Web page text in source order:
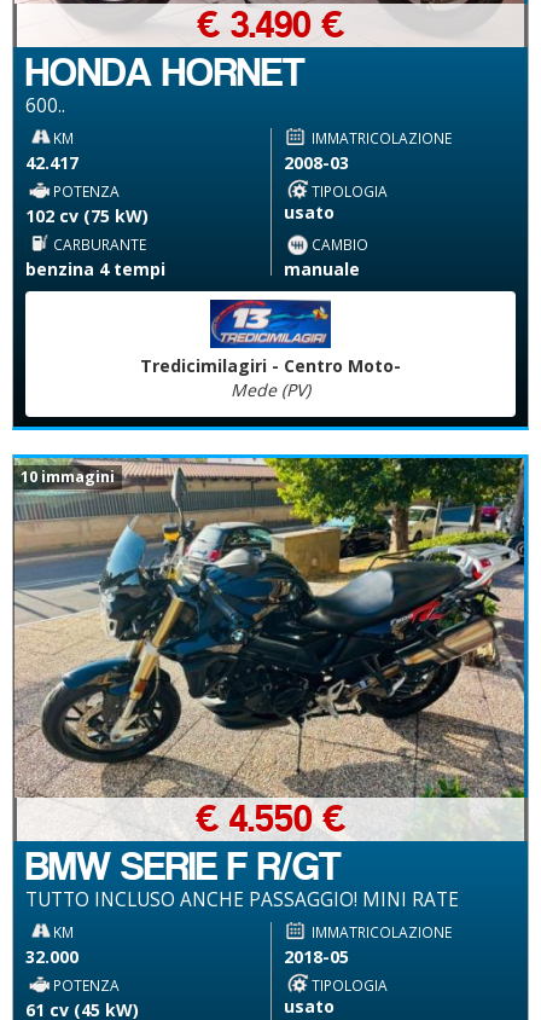
HONDA HORNET
600..
€ 3.490 €
KM
42.417
IMMATRICOLAZIONE
2008-03
POTENZA
102 cv (75 kW)
TIPOLOGIA
usato
CARBURANTE
benzina 4 tempi
CAMBIO
manuale
Tredicimilagiri - Centro Moto-
Mede (PV)
10 immagini
BMW SERIE F R/GT
TUTTO INCLUSO ANCHE PASSAGGIO! MINI RATE
€ 4.550 €
KM
32.000
IMMATRICOLAZIONE
2018-05
POTENZA
61 cv (45 kW)
TIPOLOGIA
usato